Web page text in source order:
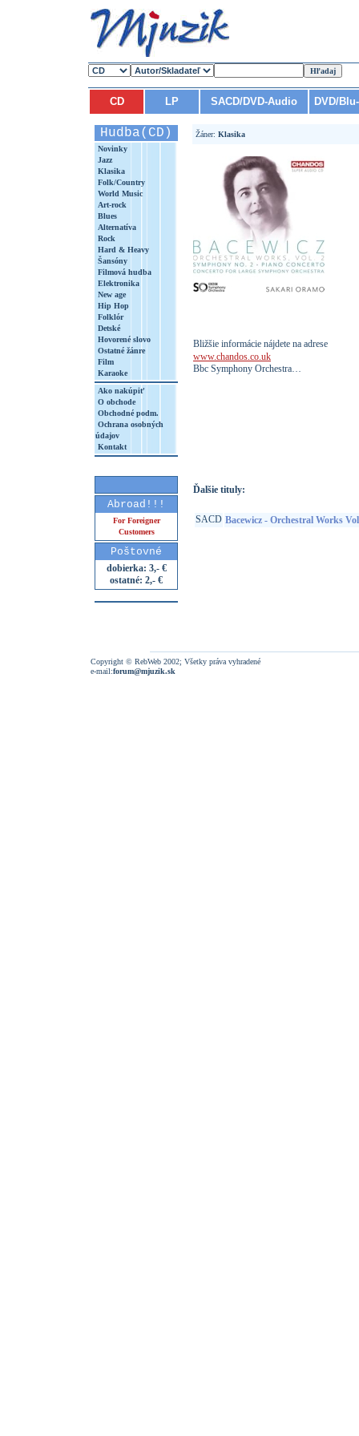
CD LP SACD/DVD-Audio DVD/
Hudba(CD)
Novinky
Jazz
Klasika
Folk/Country
World Music
Art-rock
Blues
Alternatíva
Rock
Hard & Heavy
Šansóny
Filmová hudba
Elektronika
New age
Hip Hop
Folklór
Detské
Hovorené slovo
Ostatné žánre
Film
Karaoke
Ako nakúpiť
O obchode
Obchodné podm.
Ochrana osobných
údajov
Kontakt
Abroad!!!
For Foreigner
Customers
Poštovné
dobierka: 3,- €
ostatné: 2,- €
Žáner: Klasika
Bližšie informácie nájdete na adrese
www.chandos.co.uk
Bbc Symphony Orchestra…
Ďalšie tituly:
SACD Bacewicz - Orchestral Works
Copyright © RebWeb 2002; Všetky práva vyhradené
e-mail:forum@mjuzik.sk